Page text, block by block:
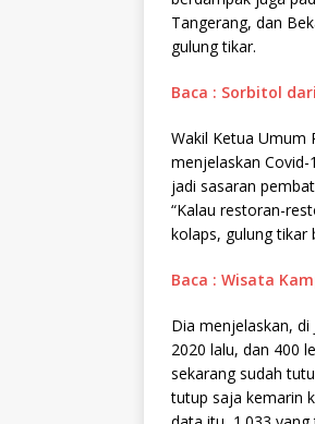
Tangerang, dan
gulung tikar.
Baca : Sorbitol
Wakil Ketua Umum
menjelaskan
jadi sasaran
“Kalau restoran-
kolaps, gulung tikar
Baca : Wisata
Dia menjelaskan,
2020 lalu, dan 400
sekarang sudah
tutup saja kemarin